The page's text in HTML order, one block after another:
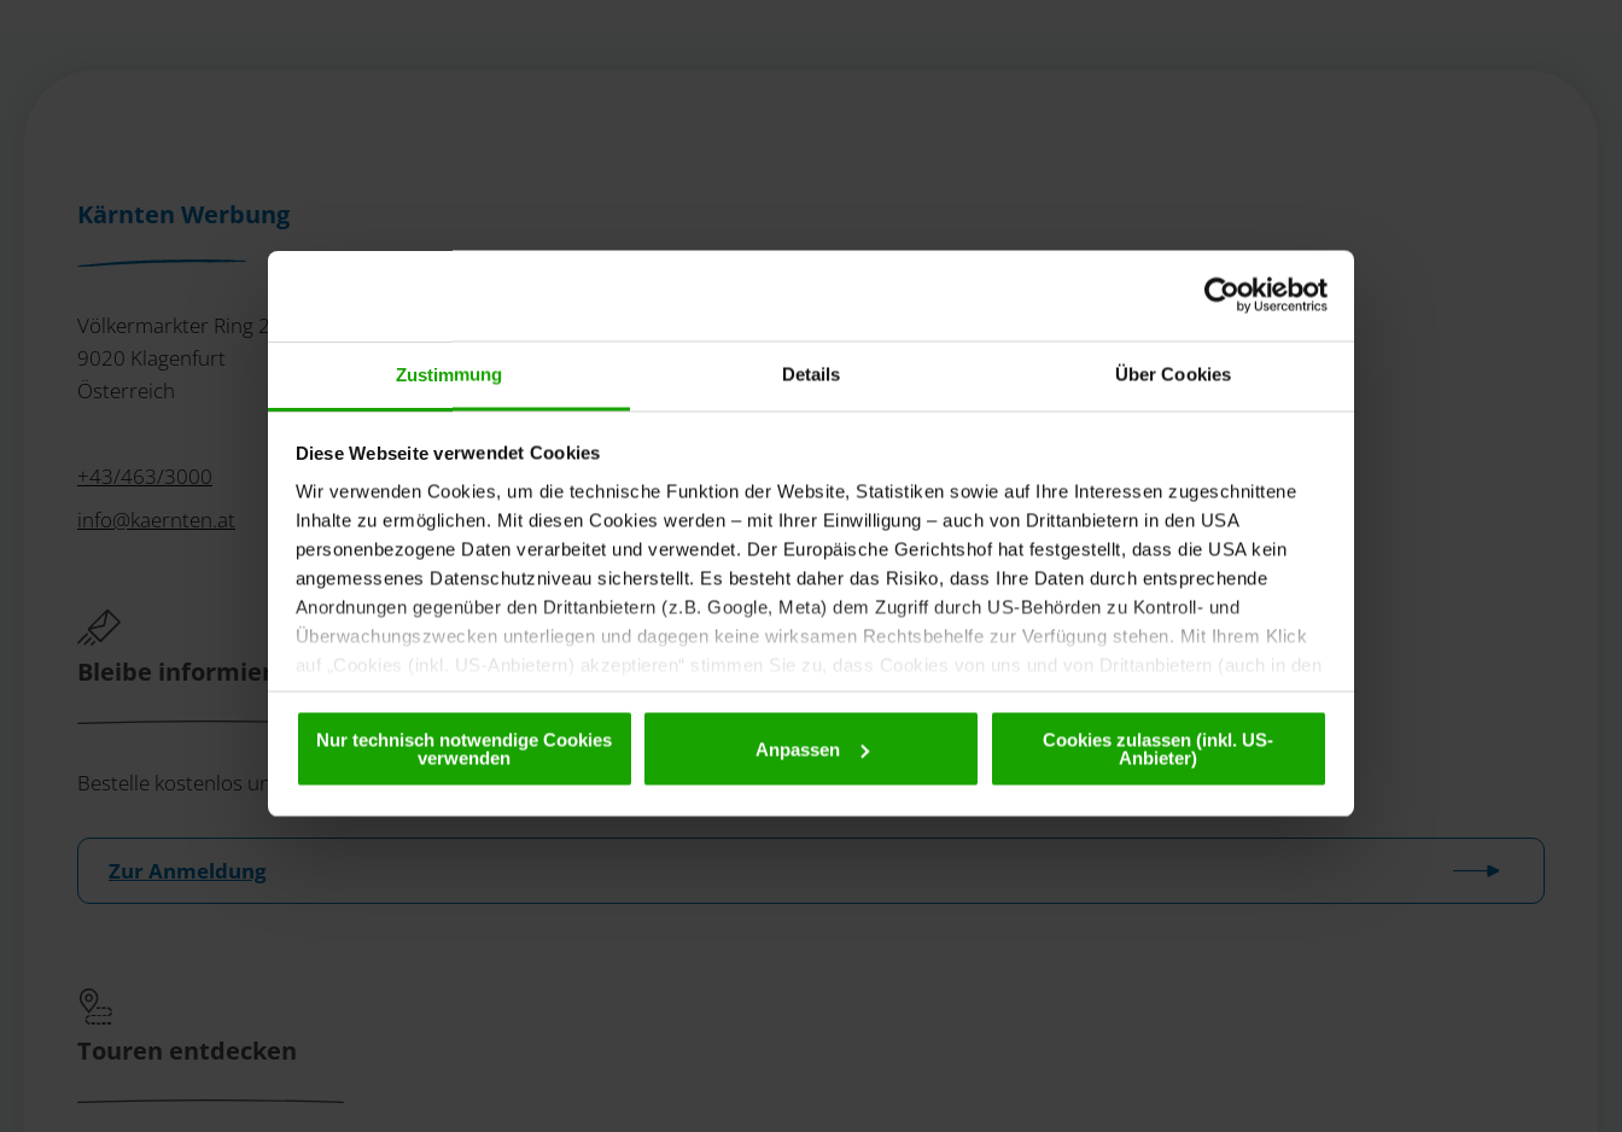
Zustimmung Details Über Cookies
Diese Webseite verwendet Cookies
Wir verwenden Cookies, um die technische Funktion der Website, Statistiken sowie auf Ihre Interessen zugeschnittene
Inhalte zu ermöglichen. Mit diesen Cookies werden – mit Ihrer Einwilligung – auch von Drittanbietern in den USA
personenbezogene Daten verarbeitet und verwendet. Der Europäische Gerichtshof hat festgestellt, dass die USA kein
angemessenes Datenschutzniveau sicherstellt. Es besteht daher das Risiko, dass Ihre Daten durch entsprechende
Anordnungen gegenüber den Drittanbietern (z.B. Google, Meta) dem Zugriff durch US-Behörden zu Kontroll- und
Überwachungszwecken unterliegen und dagegen keine wirksamen Rechtsbehelfe zur Verfügung stehen. Mit Ihrem Klick
auf „Cookies (inkl. US-Anbietern) akzeptieren“ stimmen Sie zu, dass Cookies von uns und von Drittanbietern (auch in den
Nur technisch notwendige Cookies
verwenden
Anpassen
Cookies zulassen (inkl. US-
Anbieter)
Kärnten Werbung
Völkermarkter Ring 21 - 23
9020 Klagenfurt
Österreich
+43/463/3000
info@kaernten at
Bleibe informiert!
Bestelle kostenlos unser eMagazin, den Kärntner Newsletter!
Zur Anmeldung
Touren entdecken